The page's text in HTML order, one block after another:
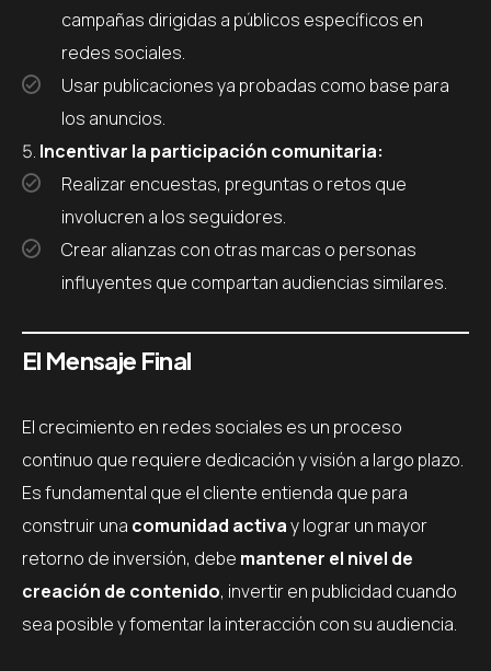
campañas dirigidas a públicos específicos en
redes sociales.
Usar publicaciones ya probadas como base para
los anuncios.
Incentivar la participación comunitaria:
Realizar encuestas, preguntas o retos que
involucren a los seguidores.
Crear alianzas con otras marcas o personas
influyentes que compartan audiencias similares.
El Mensaje Final
El crecimiento en redes sociales es un proceso
continuo que requiere dedicación y visión a largo plazo.
Es fundamental que el cliente entienda que para
construir una comunidad activay lograr un mayor
retorno de inversión, debe mantener el nivel de
creación de contenido, invertir en publicidad cuando
sea posible y fomentar la interacción con su audiencia.